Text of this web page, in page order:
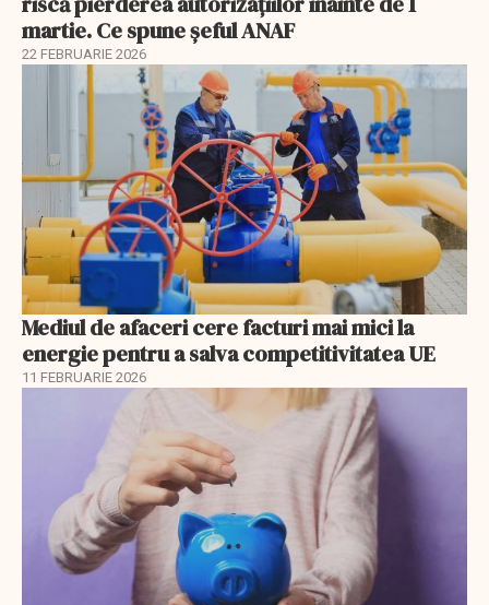
martie. Ce spune șeful ANAF
22 FEBRUARIE 2026
Mediul de afaceri cere facturi mai mici la
energie pentru a salva competitivitatea UE
11 FEBRUARIE 2026